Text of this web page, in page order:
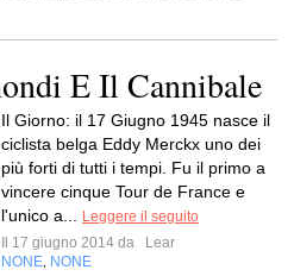
E Il Cannibale
Il Giorno: il 17 Giugno 1945 nasce il
ciclista belga Eddy Merckx uno dei
più forti di tutti i tempi. Fu il primo a
vincere cinque Tour de France e
l'unico a...
Leggere il seguito
Il 17 giugno 2014 da
Lear
NONE NONE